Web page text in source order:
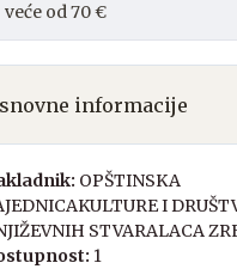
veće od 70 €
informacije
OPŠTINSKA
I
STVARALACA
1